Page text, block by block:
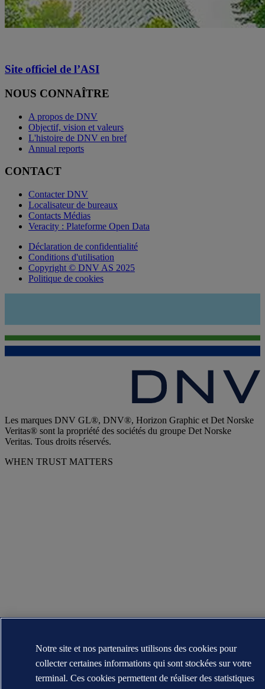
Site officiel de l’ASI
NOUS CONNAÎTRE
A propos de DNV
Objectif, vision et valeurs
L'histoire de DNV en bref
Annual reports
CONTACT
Contacter DNV
Localisateur de bureaux
Contacts Médias
Veracity : Plateforme Open Data
Déclaration de confidentialité
Conditions d'utilisation
Copyright © DNV AS 2025
Politique de cookies
Les marques DNV GL®, DNV®, Horizon Graphic et Det Norske
Veritas® sont la propriété des sociétés du groupe Det Norske
Veritas. Tous droits réservés.
WHEN TRUST MATTERS
Notre site et nos partenaires utilisons des cookies pour
collecter certaines informations qui sont stockées sur votre
terminal. Ces cookies permettent de réaliser des statistiques